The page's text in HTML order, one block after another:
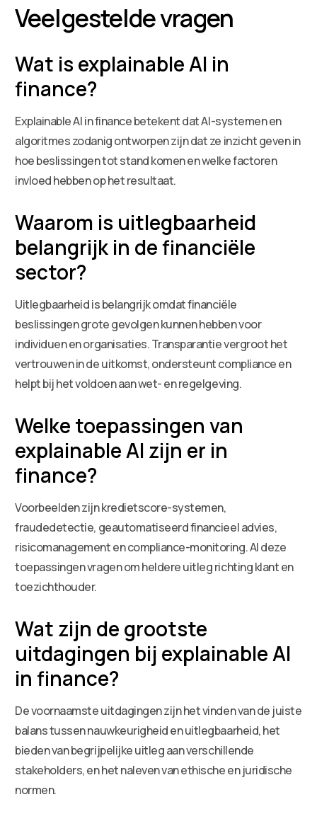
Veelgestelde vragen
Wat is explainable AI in
finance?
Explainable AI in finance betekent dat AI-systemen en
algoritmes zodanig ontworpen zijn dat ze inzicht geven in
hoe beslissingen tot stand komen en welke factoren
invloed hebben op het resultaat.
Waarom is uitlegbaarheid
belangrijk in de financiële
sector?
Uitlegbaarheid is belangrijk omdat financiële
beslissingen grote gevolgen kunnen hebben voor
individuen en organisaties. Transparantie vergroot het
vertrouwen in de uitkomst, ondersteunt compliance en
helpt bij het voldoen aan wet- en regelgeving.
Welke toepassingen van
explainable AI zijn er in
finance?
Voorbeelden zijn kredietscore-systemen,
fraudedetectie, geautomatiseerd financieel advies,
risicomanagement en compliance-monitoring. Al deze
toepassingen vragen om heldere uitleg richting klant en
toezichthouder.
Wat zijn de grootste
uitdagingen bij explainable AI
in finance?
De voornaamste uitdagingen zijn het vinden van de juiste
balans tussen nauwkeurigheid en uitlegbaarheid, het
bieden van begrijpelijke uitleg aan verschillende
stakeholders, en het naleven van ethische en juridische
normen.